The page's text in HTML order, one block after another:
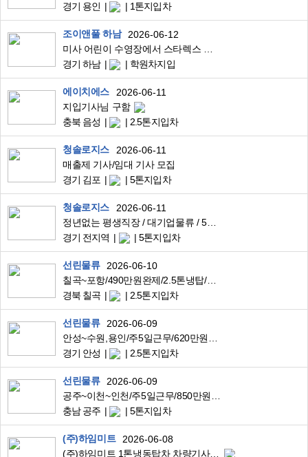
경기 용인
1톤지입차
조이앤풀 하남
2026-06-12
경기 하남
학원차지입
에이치에스
2026-06-11
지입기사님 구함
충북 음성
2.5톤지입차
청솔로지스
2026-06-11
매출제 기사/임대 기사 모집
경기 김포
5톤지입차
청솔로지스
2026-06-11
정년없는 평생직장 / 대기업물류 / 5~25 윙바디 지입,임대기님 모집합니다.
경기 전지역
5톤지입차
선린물류
2026-06-10
칠곡~포항/490만원완제/2.5톤냉탑/유명프렌차이즈배송/시간짧음
경북 칠곡
2.5톤지입차
선린물류
2026-06-09
경기 안성
2.5톤지입차
선린물류
2026-06-09
충남 공주
5톤지입차
(주)하임미트
2026-06-08
(주)하임미트 1톤냉동탑차 차량기사님 구인합니다